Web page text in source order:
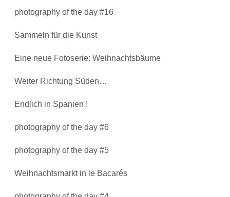
photography of the day #16
Sammeln für die Kunst
Eine neue Fotoserie: Weihnachtsbäume
Weiter Richtung Süden…
Endlich in Spanien !
photography of the day #6
photography of the day #5
Weihnachtsmarkt in le Bacarés